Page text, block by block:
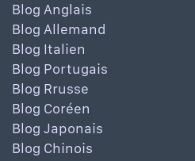
Blog Anglais
Blog Allemand
Blog Italien
Blog Portugais
Blog Rrusse
Blog Coréen
Blog Japonais
Blog Chinois